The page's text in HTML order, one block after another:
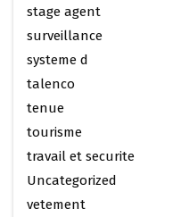
stage agent
surveillance
systeme d
talenco
tenue
tourisme
travail et securite
Uncategorized
vetement